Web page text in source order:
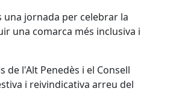
una jornada per celebrar la
una comarca més inclusiva i
de l'Alt Penedès i el Consell
i reivindicativa arreu del